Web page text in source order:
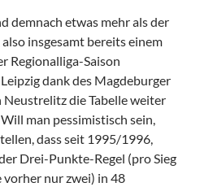
demnach etwas mehr als der
insgesamt bereits einem
Regionalliga-Saison
dank des Magdeburger
die Tabelle weiter
man pessimistisch sein,
dass seit 1995/1996,
Drei-Punkte-Regel (pro Sieg
nur zwei) in 48